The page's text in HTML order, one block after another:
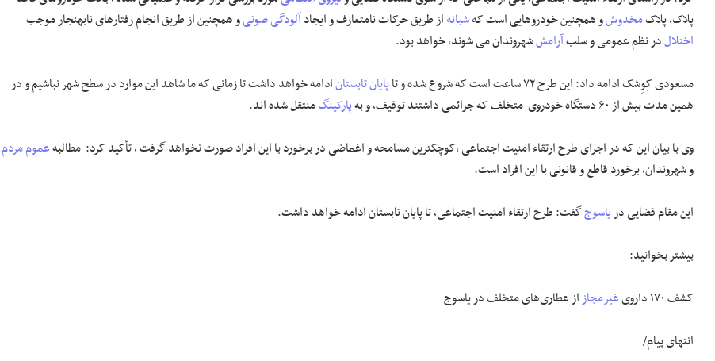
پلاک، پلاکمخدوشو همچنین خودروهایی است کهشبانهاز طریق حرکات نامتعارف و ایجادآلودگی صوتیو همچنین از طریق انجام رفتارهای نابهنجار موجب
اختلالدر نظم عمومی و سلبآرامششهروندان می شوند، خواهد بود.
مسعودی کِوِشک ادامه داد: این طرح ۷۲ ساعت است که شروع شده و تا پایان تابستانادامه خواهد داشت تا زمانی که ما شاهد این موارد در سطح شهر نباشیم و در
همین مدت بیش از ۶۰ دستگاه خودروی متخلف که جرائمی داشتند توقیف، و به
پارکینگمنتقل شده اند.
وی با بیان این که در اجرای طرح ارتقاء امنیت اجتماعی ،کوچکترین مسامحه و اغماضی در برخورد با این افراد صورت نخواهد گرفت ، تأکید کرد: مطالبهعموم مردم
و شهروندان، برخورد قاطع و قانونی با این افراد است.
این مقام قضایی دریاسوجگفت: طرح ارتقاء امنیت اجتماعی، تا پایان تابستان ادامه خواهد داشت.
بیشتر بخوانید:
کشف ۱۷۰ داروی غیرمجازاز عطاری‌های متخلف در یاسوج
انتهای پیام/